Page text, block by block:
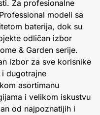
Za profesionalne
modeli sa
baterija, dok su
odličan izbor
& Garden serije.
izbor za sve korisnike
dugotrajne
asortimanu
i velikom iskustvu
od najpoznatijih i